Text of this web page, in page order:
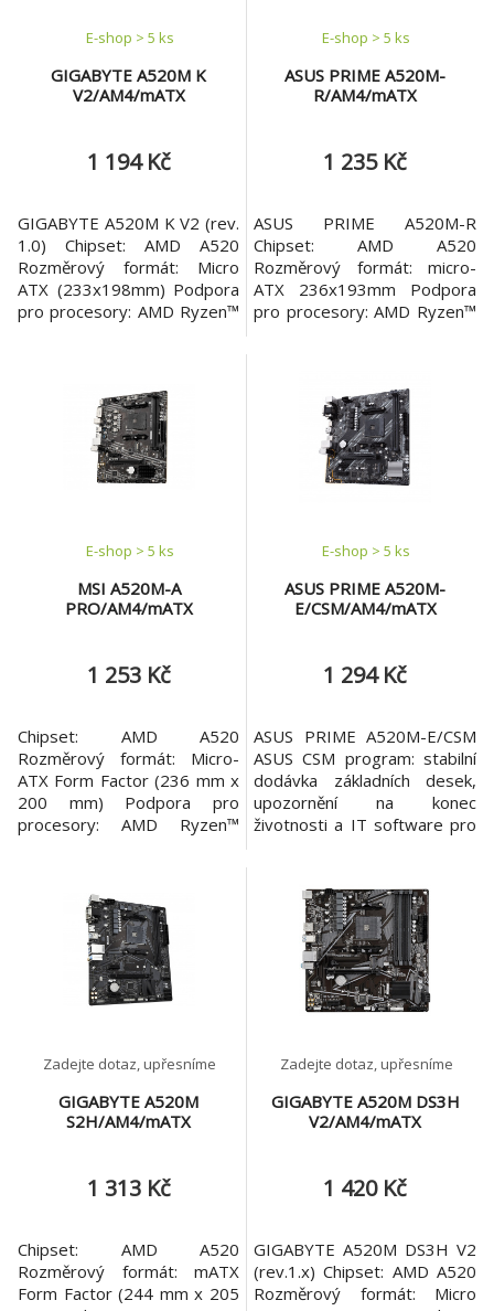
GIGABYTE A520M K
V2/AM4/mATX
E-shop > 5 ks
1 194 Kč
GIGABYTE A520M K V2 (rev.
1.0) Chipset: AMD A520
Rozměrový formát: Micro
ATX (233x198mm) Podpora
pro procesory: AMD Ryzen™
Patice procesoru: AM4
Paměť: * 2x DIMM patice
podporující až 64GB, DDR4
5100(OC)/4800(OC)/4600(O
C)/4400(OC)/4266(OC)/413
ASUS PRIME A520M-
R/AM4/mATX
E-shop > 5 ks
1 235 Kč
ASUS PRIME A520M-R
Chipset: AMD A520
Rozměrový formát: micro-
ATX 236x193mm Podpora
pro procesory: AMD Ryzen™
DIMM, max. 64GB, DDR4
5100(OC)/4866(OC)/4666(O
C)/4600(OC)/4466(OC)/4400
(OC)/4333(OC)/4266(OC)/42
00(OC)/4133(OC)/4000(OC)/
MSI A520M-A
PRO/AM4/mATX
E-shop > 5 ks
1 253 Kč
Chipset: AMD A520
Rozměrový formát: Micro-
ATX Form Factor (236 mm x
200 mm) Podpora pro
procesory: AMD Ryzen™
with AMD Ryzen™ 5 3400G
& Ryzen™ 3 3200G) and
AMD Ryzen™ 4000 G-Series
desktop processors Patice
procesoru: AM4 Pozice na
paměti: 2x DDR4 DIMM
ASUS PRIME A520M-
E/CSM/AM4/mATX
E-shop > 5 ks
1 294 Kč
ASUS PRIME A520M-E/CSM
ASUS CSM program: stabilní
dodávka základních desek,
upozornění na konec
životnosti a IT software pro
Rozměrový formát: mATX
226x241mm Podpora pro
procesory: AMD Ryzen™
řady 5000/5000 G/4000
G/3000/3000 G Patice
procesoru: AM4 Paměť: * 2x
GIGABYTE A520M
S2H/AM4/mATX
Zadejte dotaz, upřesníme
1 313 Kč
Chipset: AMD A520
Rozměrový formát: mATX
Form Factor (244 mm x 205
GIGABYTE A520M DS3H
V2/AM4/mATX
Zadejte dotaz, upřesníme
1 420 Kč
GIGABYTE A520M DS3H V2
(rev.1.x) Chipset: AMD A520
Rozměrový formát: Micro